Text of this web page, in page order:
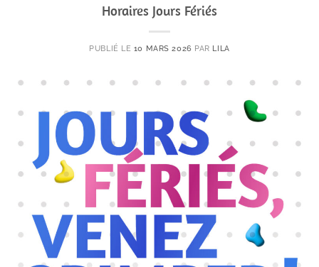
Horaires Jours Fériés
PUBLIÉ LE 10 MARS 2026 PAR LILA